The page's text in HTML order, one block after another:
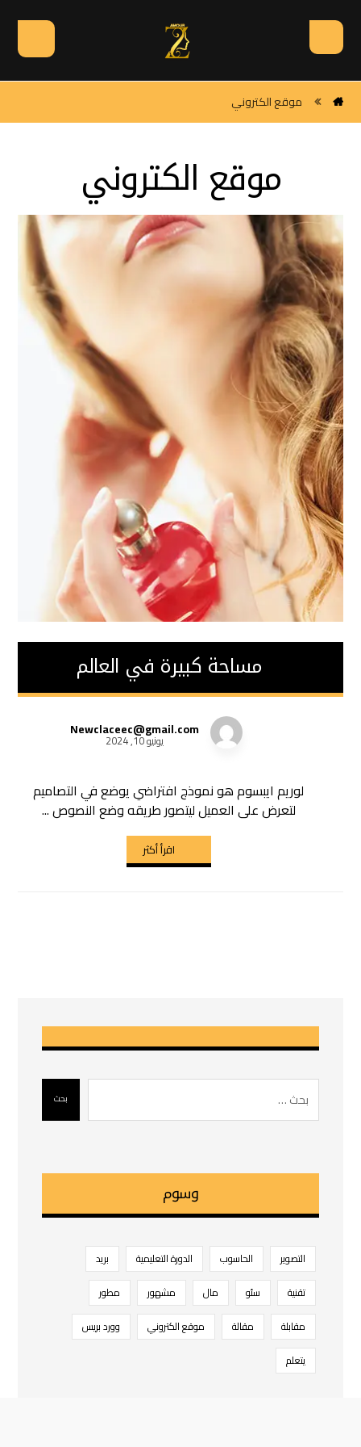
موقع الكتروني
موقع الكتروني
مساحة كبيرة في العالم
Newclaceec@gmail.com
يونيو 10, 2024
لوريم ايبسوم هو نموذج افتراضي يوضع في التصاميم
لتعرض على العميل ليتصور طريقه وضع النصوص ...
اقرأ أكثر
بحث
وسوم
التصوير الحاسوب الدورة التعليمية
بريد
تقنية
سئو مال مشهور
مطور
مقابلة
مقالة موقع الكتروني
وورد بریس
يتعلم